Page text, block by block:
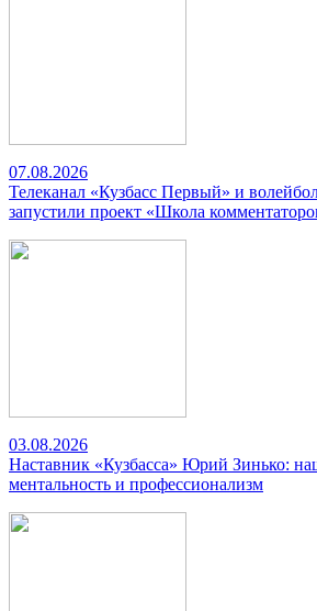
07.08.2026
Телеканал «Кузбасс Первый» и
запустили проект «Школа
03.08.2026
Наставник «Кузбасса» Юрий Зинько:
ментальность и профессионализм